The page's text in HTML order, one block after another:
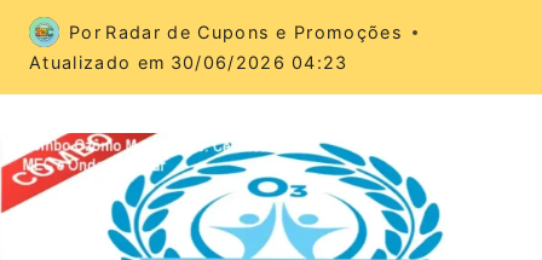
Por Radar de Cupons e Promoções
Atualizado em 30/06/2026 04:23